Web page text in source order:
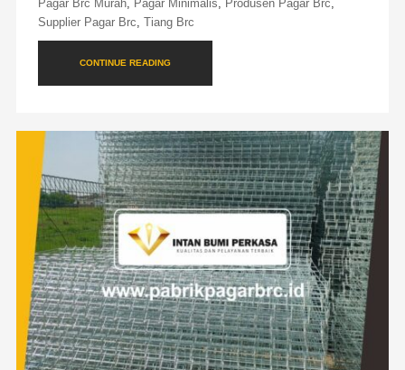
Pagar Brc Murah, Pagar Minimalis Produsen Pagar Brc
Supplier Pagar Brc Tiang Brc
CONTINUE READING